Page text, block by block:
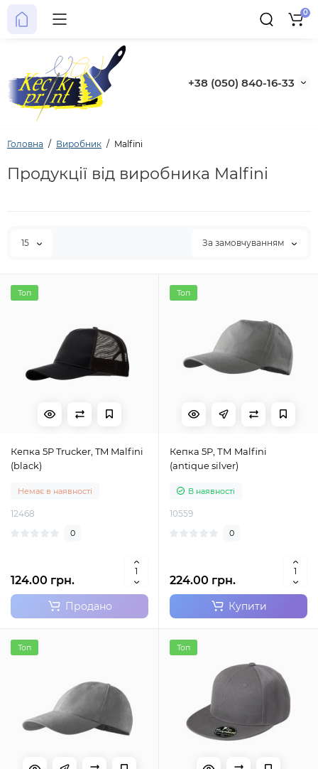
+38 (050) 840-16-33
0
Головна Виробник Malfini
Продукції від виробника Malfini
15 За замовчуванням
Топ
Кепка 5P Trucker, TM Malfini
(black)
Немає в наявності
12468
0
124.00 грн.
Продано
Топ
Кепка 5P, ТМ Malfini
(antique silver)
В наявності
10559
0
224.00 грн.
Купити
Топ Топ